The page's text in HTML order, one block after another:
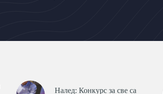
Налед: Конкурс за све са